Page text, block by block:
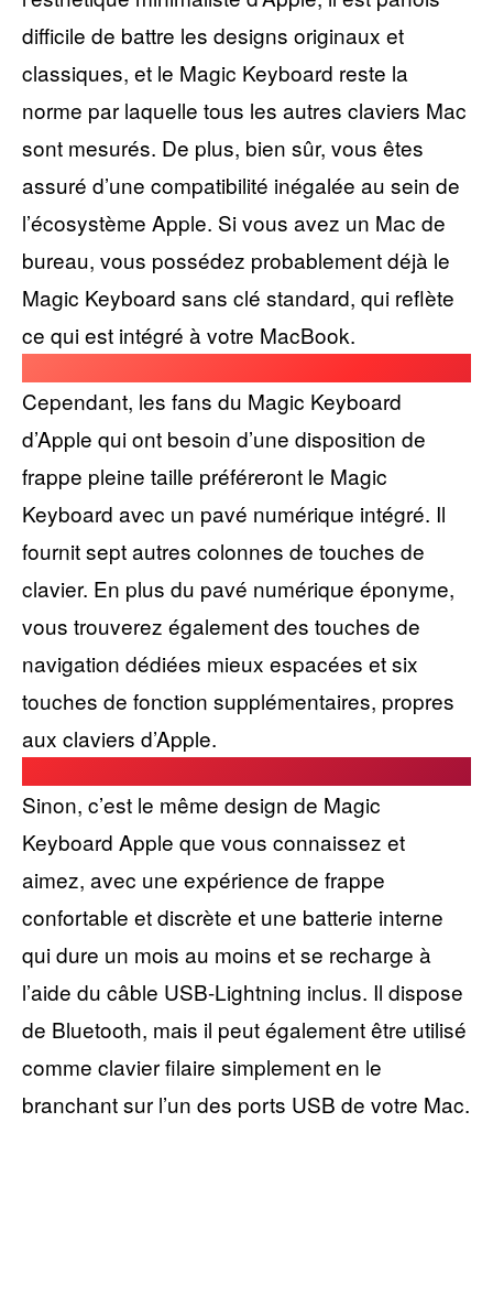
difficile de battre les designs originaux et
classiques, et le Magic Keyboard reste la
norme par laquelle tous les autres claviers Mac
sont mesurés. De plus, bien sûr, vous êtes
assuré d’une compatibilité inégalée au sein de
l’écosystème Apple. Si vous avez un Mac de
bureau, vous possédez probablement déjà le
Magic Keyboard sans clé standard, qui reflète
ce qui est intégré à votre MacBook.
Cependant, les fans du Magic Keyboard
d’Apple qui ont besoin d’une disposition de
frappe pleine taille préféreront le Magic
Keyboard avec un pavé numérique intégré. Il
fournit sept autres colonnes de touches de
clavier. En plus du pavé numérique éponyme,
vous trouverez également des touches de
navigation dédiées mieux espacées et six
touches de fonction supplémentaires, propres
aux claviers d’Apple.
Sinon, c’est le même design de Magic
Keyboard Apple que vous connaissez et
aimez, avec une expérience de frappe
confortable et discrète et une batterie interne
qui dure un mois au moins et se recharge à
l’aide du câble USB-Lightning inclus. Il dispose
de Bluetooth, mais il peut également être utilisé
comme clavier filaire simplement en le
branchant sur l’un des ports USB de votre Mac.